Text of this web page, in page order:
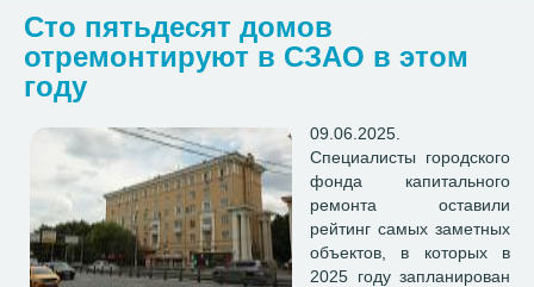
Сто пятьдесят домов
отремонтируют в СЗАО в этом
году
09.06.2025.
Специалисты городского
фонда капитального
ремонта оставили
рейтинг самых заметных
объектов, в которых в
2025 году запланирован